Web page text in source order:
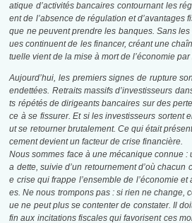
atique d’activités bancaires contournant les
ent de l’absence de régulation et d’avantages
que ne peuvent prendre les banques. Sans
ues continuent de les financer, créant une
tuelle vient de la mise à mort de l’économie
Aujourd’hui, les premiers signes de rupture
endettées. Retraits massifs d’investisseurs
ts répétés de dirigeants bancaires sur des
ce à se fissurer. Et si les investisseurs sortent
ut se retourner brutalement. Ce qui était
cement devient un facteur de crise financière.
Nous sommes face à une mécanique connue
a dette, suivie d’un retournement d’où chacun
e crise qui frappe l’ensemble de l’économie
es. Ne nous trompons pas : si rien ne change,
ue ne peut plus se contenter de constater. Il
fin aux incitations fiscales qui favorisent ces